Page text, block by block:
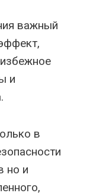
важный
и
в
но и